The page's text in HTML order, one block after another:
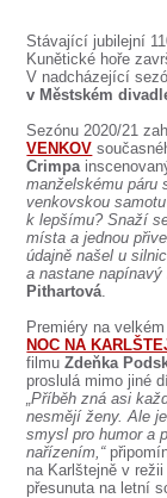
Stávající jubilejní
Kunětické hoře
V nadcházející
v Městském
Sezónu 2020/21
VENKOV
Crimpa
manželskému páru
venkovskou
k lepšímu? Snaží
místa a jednou
údajně našel u
a nastane napínavý
Pithartová.
Premiéry na
NOC NA
filmuZdeňka
proslulá mimo jiné
„Příběh zná asi
nesmějí ženy. Ale
smysl pro humor a
nařízením,“
na Karlštejně v režii
přesunuta na letní